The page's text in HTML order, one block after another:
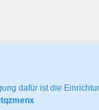
dafür ist die